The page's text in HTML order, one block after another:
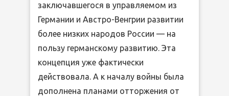
заключавшегося в управляемом из
Германии и Австро-Венгрии развитии
более низких народов России — на
пользу германскому развитию. Эта
концепция уже фактически
действовала. А к началу войны была
дополнена планами отторжения от